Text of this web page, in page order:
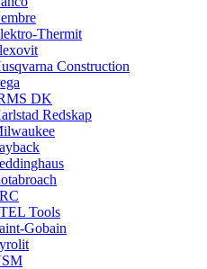
Thermit
Construction
DK
Redskap
Tools
Gobain